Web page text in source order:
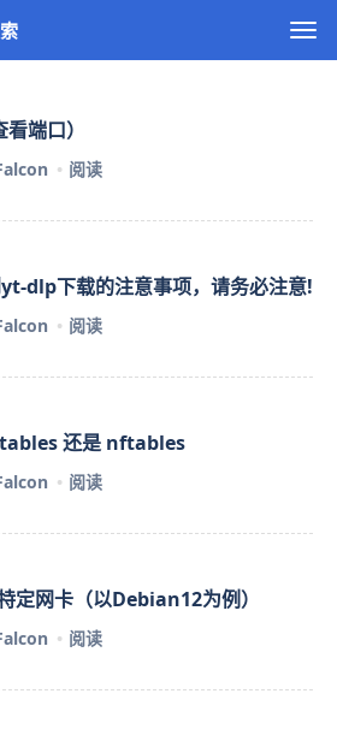
切
换
端口）
阅读
dlp下载的注意事项，请务必注意!
阅读
还是 nftables
阅读
定网卡（以Debian12为例）
阅读